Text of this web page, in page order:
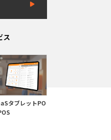
ス
タブレットPO